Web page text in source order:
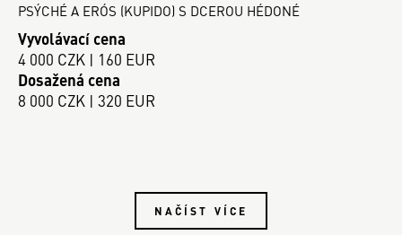
PSÝCHÉ A ERÓS (KUPIDO) S DCEROU HÉDONÉ
Vyvolávací cena
4 000 CZK | 160 EUR
Dosažená cena
8 000 CZK | 320 EUR
NAČÍST VÍCE